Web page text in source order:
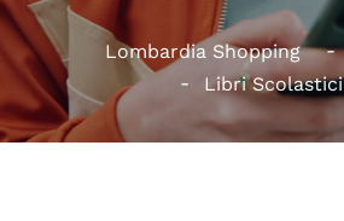
Lombardia Shopping
Libri Scolastici